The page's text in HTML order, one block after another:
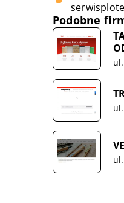
Podobne